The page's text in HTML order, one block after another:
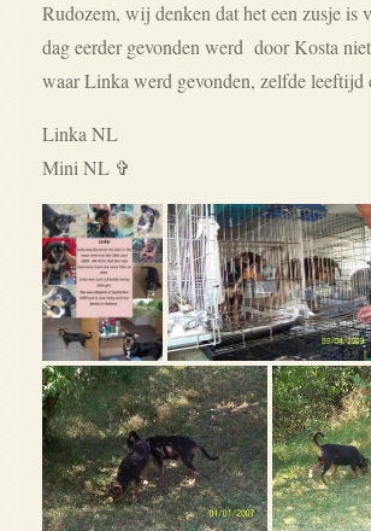
Rudozem, wij denken dat het een zusje is
dag eerder gevonden werd door Kosta
waar Linka werd gevonden, zelfde leeftijd
Linka NL
Mini NL ✞